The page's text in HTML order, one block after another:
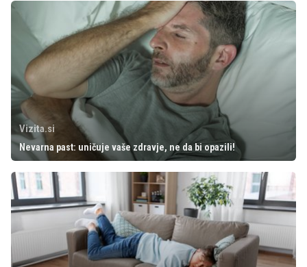
Vizita.si
Nevarna past: uničuje vaše zdravje, ne da bi opazili!